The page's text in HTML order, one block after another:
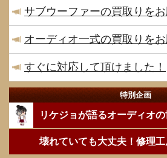
サブウーファーの買取りを
オーディオ一式の買取りを
すぐに対応して頂けました！
特別企画
リケジョが語るオーディオ
壊れていても大丈夫！修理工